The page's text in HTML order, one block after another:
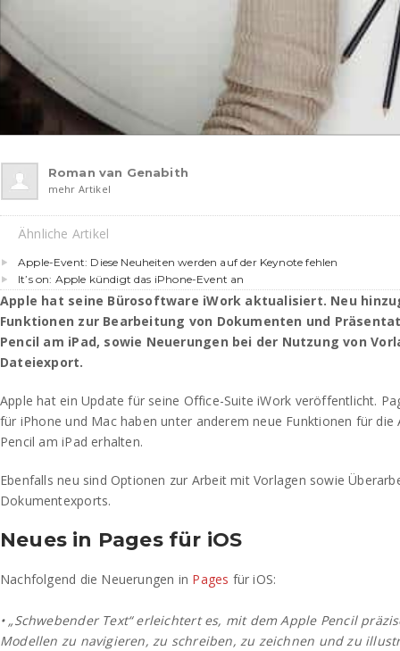
Roman van Genabith
mehr Artikel
Ähnliche Artikel
Apple-Event: Diese Neuheiten werden auf der Keynote fehlen
It’s on: Apple kündigt das iPhone-Event an
Apple hat seine Bürosoftware iWork aktualisiert. Neu
Funktionen zur Bearbeitung von Dokumenten und
Pencil am iPad, sowie Neuerungen bei der Nutzung von
Dateiexport.
Apple hat ein Update für seine Office-Suite iWork veröffentlicht.
für iPhone und Mac haben unter anderem neue Funktionen für die
Pencil am iPad erhalten.
Ebenfalls neu sind Optionen zur Arbeit mit Vorlagen sowie
Dokumentexports.
Neues in Pages für iOS
Nachfolgend die Neuerungen in Pages für iOS:
• „Schwebender Text“ erleichtert es, mit dem Apple Pencil
Modellen zu navigieren, zu schreiben, zu zeichnen und zu